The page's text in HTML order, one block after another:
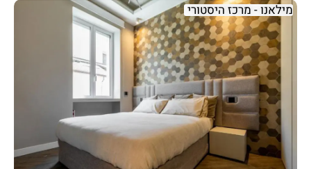
מילאנו - מרכז היסטורי